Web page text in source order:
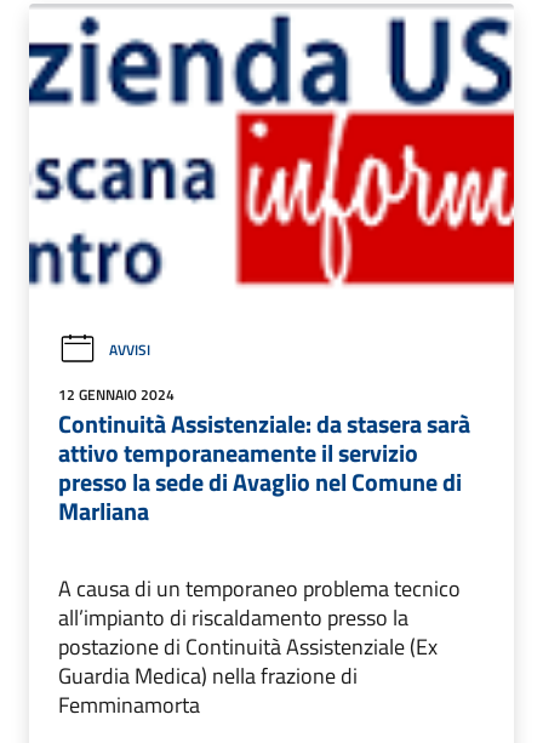
AVVISI
12 GENNAIO 2024
Continuità Assistenziale: da stasera sarà
attivo temporaneamente il servizio
presso la sede di Avaglio nel Comune di
Marliana
A causa di un temporaneo problema tecnico
all’impianto di riscaldamento presso la
postazione di Continuità Assistenziale (Ex
Guardia Medica) nella frazione di
Femminamorta